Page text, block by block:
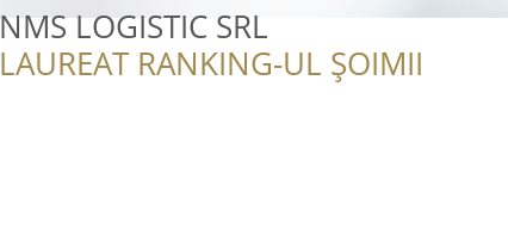
NMS LOGISTIC SRL
LAUREAT RANKING-UL ȘOIMII